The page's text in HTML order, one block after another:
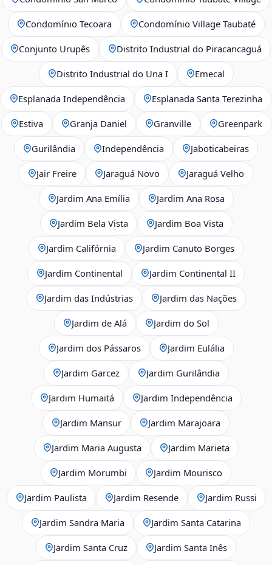
Condomínio Tecoara Condomínio Village Taubaté
Conjunto Urupês Distrito Industrial do Piracancaguá
Distrito Industrial do Una I Emecal
Esplanada Independência Esplanada Santa Terezinha
Estiva Granja Daniel Granville Greenpark
Gurilândia Independência Jaboticabeiras
Jair Freire Jaraguá Novo Jaraguá Velho
Jardim Ana Emília Jardim Ana Rosa
Jardim Bela Vista Jardim Boa Vista
Jardim Califórnia Jardim Canuto Borges
Jardim Continental Jardim Continental II
Jardim das Indústrias Jardim das Nações
Jardim de Alá Jardim do Sol
Jardim dos Pássaros Jardim Eulália
Jardim Garcez Jardim Gurilândia
Jardim Humaitá Jardim Independência
Jardim Mansur Jardim Marajoara
Jardim Maria Augusta Jardim Marieta
Jardim Morumbi Jardim Mourisco
Jardim Paulista Jardim Resende Jardim Russi
Jardim Sandra Maria Jardim Santa Catarina
Jardim Santa Cruz Jardim Santa Inês